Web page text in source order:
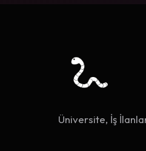
Üniversite, İş